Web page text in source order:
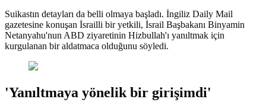
Suikastın detayları da belli olmaya başladı. İngiliz Daily Mail
gazetesine konuşan İsrailli bir yetkili, İsrail Başbakanı Binyamin
Netanyahu'nun ABD ziyaretinin Hizbullah'ı yanıltmak için
kurgulanan bir aldatmaca olduğunu söyledi.
'Yanıltmaya yönelik bir girişimdi'